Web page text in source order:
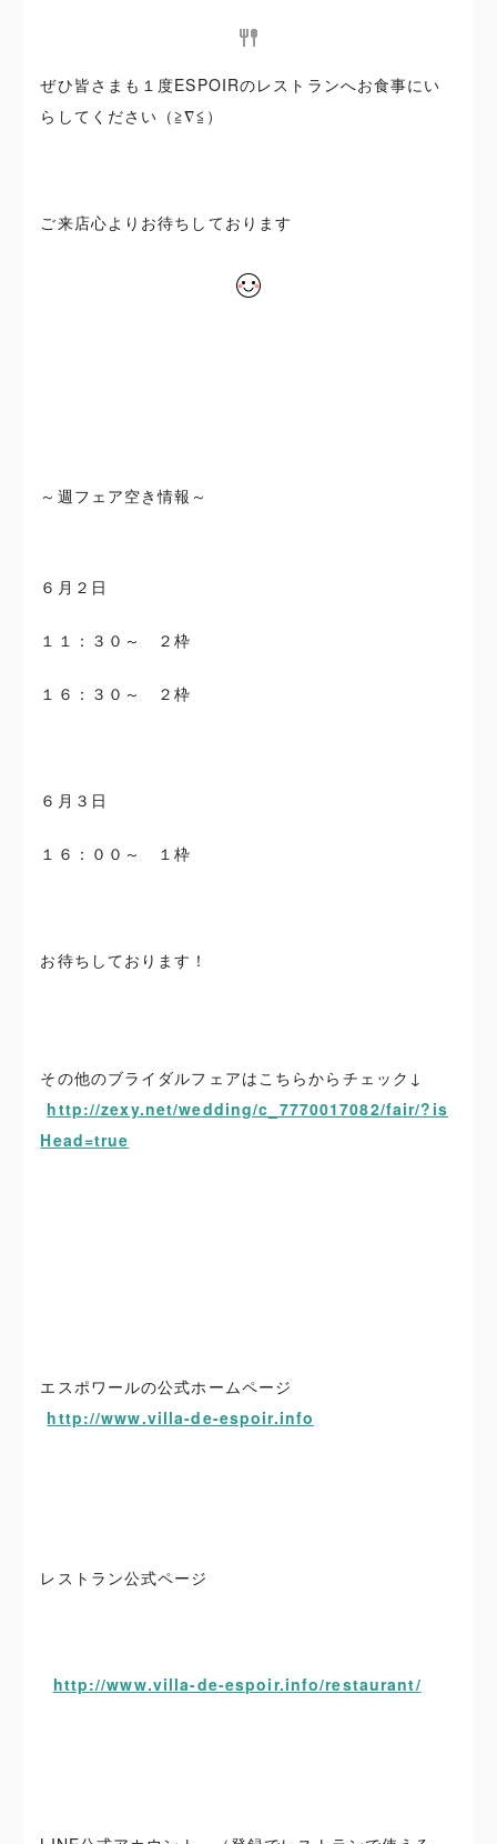
ぜひ皆さまも１度ESPOIRのレストランへお食事にい
らしてください（≧∇≦）
ご来店心よりお待ちしております
～週フェア空き情報～
６月２日
１１：３０～ ２枠
１６：３０～ ２枠
６月３日
１６：００～ １枠
お待ちしております！
その他のブライダルフェアはこちらからチェック↓
http://zexy.net/wedding/c_7770017082/fair/?is
Head=true
エスポワールの公式ホームページ
http://www.villa-de-espoir.info
レストラン公式ページ
http://www.villa-de-espoir.info/restaurant/